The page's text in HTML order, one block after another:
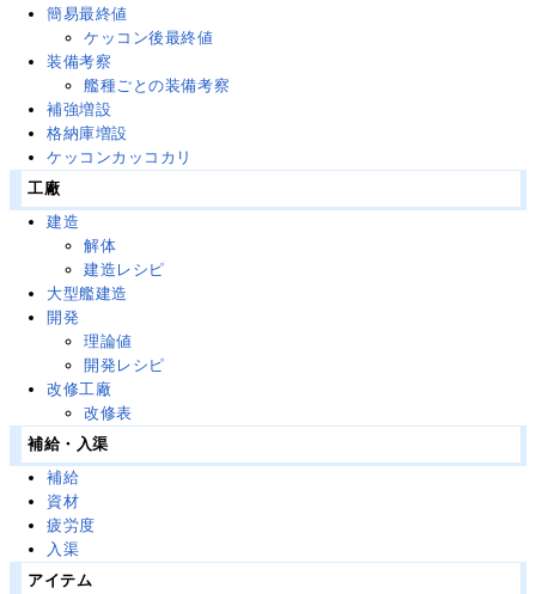
簡易最終値
ケッコン後最終値
装備考察
艦種ごとの装備考察
補強増設
格納庫増設
ケッコンカッコカリ
工廠
建造
解体
建造レシピ
大型艦建造
開発
理論値
開発レシピ
改修工廠
改修表
補給・入渠
補給
資材
疲労度
入渠
アイテム